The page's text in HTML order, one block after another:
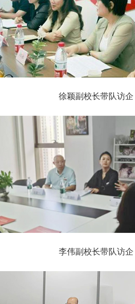
徐颖副校长带队访企
李伟副校长带队访企